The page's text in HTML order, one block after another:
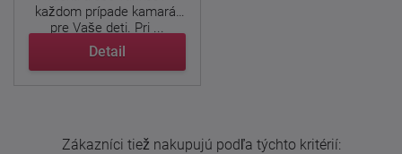
každom prípade kamarát
pre Vaše deti. Pri ...
Detail
Zákazníci tiež nakupujú podľa týchto kritérií: